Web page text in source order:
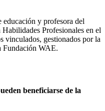
y profesora del
Profesionales en el
vinculados, gestionados por la
Fundación WAE.
beneficiarse de la